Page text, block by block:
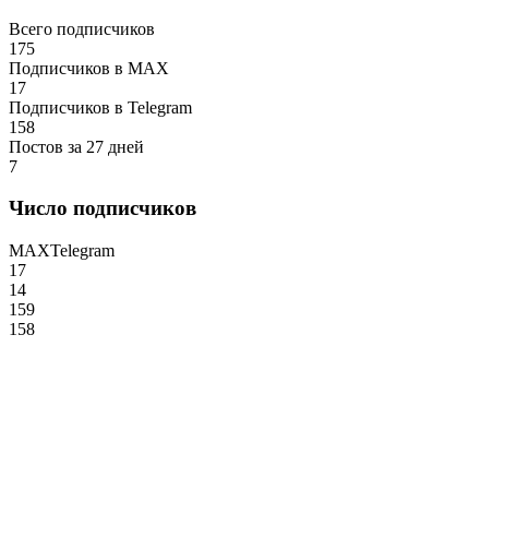
Всего подписчиков
175
Подписчиков в MAX
17
Подписчиков в Telegram
158
Постов за 27 дней
7
Число подписчиков
MAXTelegram
17
14
159
158